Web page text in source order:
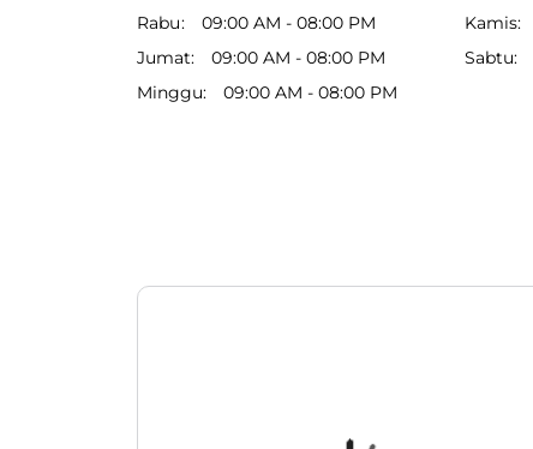
Rabu
09:00 AM - 08:00 PM Kamis
Jumat
09:00 AM - 08:00 PM Sabtu
Minggu
09:00 AM - 08:00 PM